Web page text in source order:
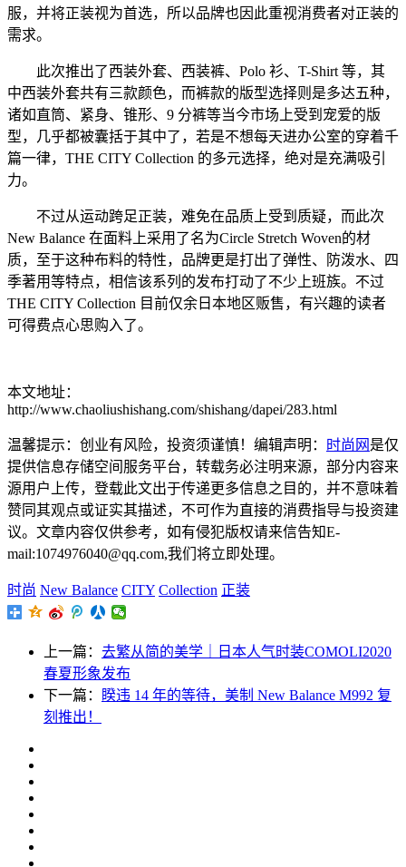
服，并将正装视为首选，所以品牌也因此重视消费者对正装的
需求。
此次推出了西装外套、西装裤、Polo 衫、T-Shirt 等，其
中西装外套共有三款颜色，而裤款的版型选择则是多达五种，
诸如直筒、紧身、锥形、9 分裤等当今市场上受到宠爱的版
型，几乎都被囊括于其中了，若是不想每天进办公室的穿着千
篇一律，THE CITY Collection 的多元选择，绝对是充满吸引
力。
不过从运动跨足正装，难免在品质上受到质疑，而此次
New Balance 在面料上采用了名为Circle Stretch Woven的材
质，至于这种布料的特性，品牌更是打出了弹性、防泼水、四
季著用等特点，相信该系列的发布打动了不少上班族。不过
THE CITY Collection 目前仅余日本地区贩售，有兴趣的读者
可得费点心思购入了。
本文地址：
http://www.chaoliushishang.com/shishang/dapei/283.html
温馨提示：创业有风险，投资须谨慎！编辑声明： 时尚网 是仅
提供信息存储空间服务平台，转载务必注明来源，部分内容来
源用户上传，登载此文出于传递更多信息之目的，并不意味着
赞同其观点或证实其描述，不可作为直接的消费指导与投资建
议。文章内容仅供参考，如有侵犯版权请来信告知E-
mail:1074976040@qq.com,我们将立即处理。
时尚 New Balance CITY Collection 正装
上一篇： 去繁从简的美学｜日本人气时装COMOLI2020
春夏形象发布
下一篇：
睽违 14 年的等待，美制 New Balance M992 复
刻推出！